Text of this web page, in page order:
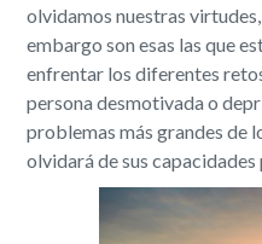
olvidamos nuestras
embargo son esas las que
enfrentar los diferentes
persona desmotivada o
problemas más grandes de
olvidará de sus